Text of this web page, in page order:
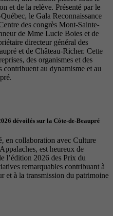
et de la relève. Présenté par le
le Gala Reconnaissance
des congrès Mont-Sainte-
de Mme Lucie Boies et de
directeur général des
et de Château-Richer. Cette
des organismes et des
contribuent au dynamisme et au
dévoilés sur la Côte-de-Beaupré
en collaboration avec Culture
est heureux de
l’édition 2026 des Prix du
remarquables contribuant à
et à la transmission du patrimoine